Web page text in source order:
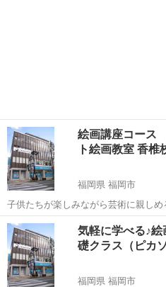
絵画講座コース
ト絵画教室 香椎
福岡県 福岡市
子供たちが楽しみながら芸術に親しめ
の絵を中心に、粘土・工作など幅広
歳対象）
福岡 福岡市 デッサン
気軽に学べる♪
礎クラス（ピカ
福岡県 福岡市